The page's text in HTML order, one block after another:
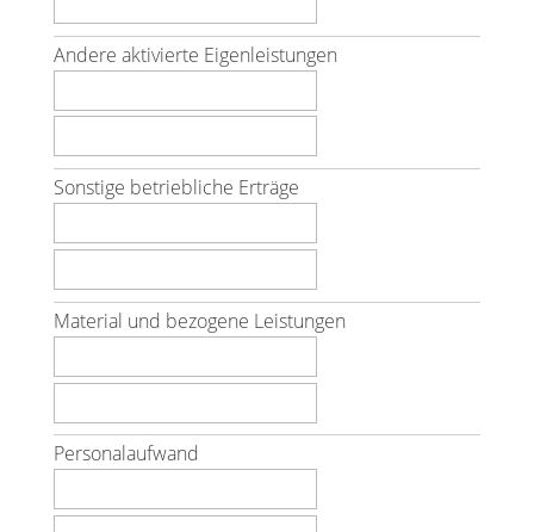
Andere aktivierte Eigenleistungen
Sonstige betriebliche Erträge
Material und bezogene Leistungen
Personalaufwand